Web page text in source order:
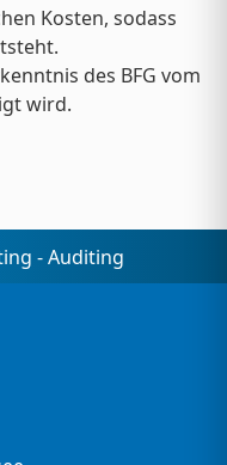
Kosten, sodass
des BFG vom
wird.
- Auditing